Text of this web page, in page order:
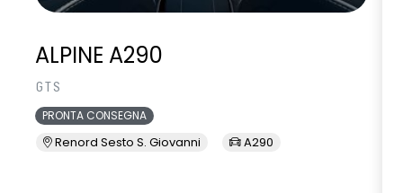
ALPINE A290
GTS
PRONTA CONSEGNA
Renord Sesto S. Giovanni A290